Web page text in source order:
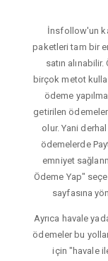
İnsfollow'un
paketleri tam bir
satın
birçok metot
ödeme
getirilen
olur. Yani
ödemelerde
emniyet
Ödeme Yap"
sayfasına
Ayrıca havale
ödemeler bu
için "havale